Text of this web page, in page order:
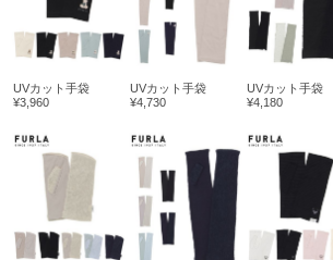
UVカット手袋
¥3,960
UVカット手袋
¥4,730
UVカット手袋
¥4,180